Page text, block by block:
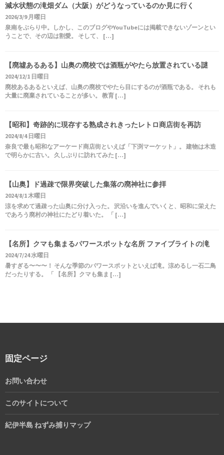
減水状態の滝畑ダム（大阪）がどうなっているのか見に行く
2026/3/9 月曜日
泉南をぶらり中。しかし、このブログやYouTubeには掲載できないゾーンとい
うことで、その辺は割愛。 そして、 […]
【廃墟あるある】山奥の廃校では酒瓶がやたら放置されている謎
2024/12/1 日曜日
廃校あるあるといえば、山奥の廃校でやたら目にするのが酒瓶である。 それも
大量に廃棄されていることが多い。 教育 […]
【昭和】奇跡的に現存する熟成されきったレトロ商店街を再訪
2024/8/4 日曜日
奈良で最も昭和なアーケード商店街といえば「下渕マーケット」。 建物は木造
で明らかに古い。 久しぶりに訪れてみた […]
【山奥】ド過疎で限界突破した集落の廃神社に参拝
2024/8/1 木曜日
涼を求めて過疎った山奥に分け入った。 沢沿いを進んでいくと、昭和に栄えた
であろう廃村の神社にたどり着いた。 「 […]
【名所】クマも集まるパワースポットな名所 ファイブライトの滝
2024/7/24 水曜日
暑すぎる〜〜〜！ そんな季節のパワースポットといえば滝。涼めるし一石二鳥
だったりする。 「 【名所】クマも集ま […]
固定ページ
お問い合わせ
このサイトについて
紀伊半島 ねずみ捕りマップ